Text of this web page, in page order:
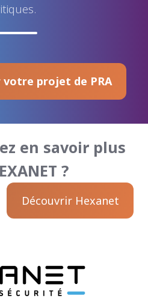
votre projet de PRA
en savoir plus
?
Découvrir Hexanet